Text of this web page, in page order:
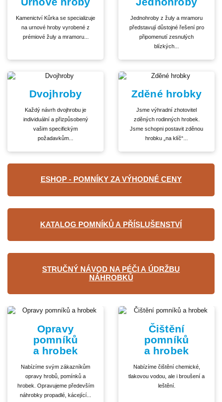
Kamenictví Kůrka se specializuje
na urnové hroby vyrobené z
prémiové žuly a mramoru...
Jednohroby z žuly a mramoru
představují důstojné řešení pro
připomenutí zesnulých
blízkých...
Dvojhroby
Každý návrh dvojhrobu je
individuální a přizpůsobený
vašim specifickým
požadavkům...
Zděné hrobky
Jsme výhradní zhotovitel
zděných rodinných hrobek.
Jsme schopni postavit zděnou
hrobku „na klíč“...
ESHOP - POMNÍKY ZA VÝHODNÉ CENY
KATALOG POMNÍKŮ A PŘÍSLUŠENSTVÍ
STRUČNÝ NÁVOD NA PÉČI A ÚDRŽBU
NÁHROBKŮ
Opravy
pomníků
a hrobek
Nabízíme svým zákazníkům
opravy hrobů, pomínků a
hrobek. Opravujeme především
náhrobky propadlé, kácející...
Čištění
pomníků
a hrobek
Nabízíme čištění chemické,
tlakovou vodou, ale i broušení a
leštění.